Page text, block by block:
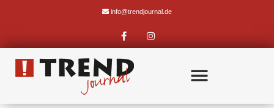
info@trendjournal.de